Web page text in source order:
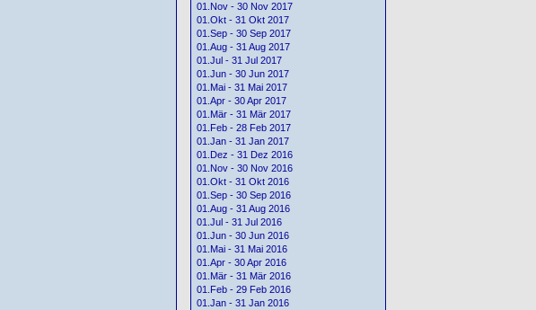
01.Nov - 30 Nov 2017
01.Okt - 31 Okt 2017
01.Sep - 30 Sep 2017
01.Aug - 31 Aug 2017
01.Jul - 31 Jul 2017
01.Jun - 30 Jun 2017
01.Mai - 31 Mai 2017
01.Apr - 30 Apr 2017
01.Mär - 31 Mär 2017
01.Feb - 28 Feb 2017
01.Jan - 31 Jan 2017
01.Dez - 31 Dez 2016
01.Nov - 30 Nov 2016
01.Okt - 31 Okt 2016
01.Sep - 30 Sep 2016
01.Aug - 31 Aug 2016
01.Jul - 31 Jul 2016
01.Jun - 30 Jun 2016
01.Mai - 31 Mai 2016
01.Apr - 30 Apr 2016
01.Mär - 31 Mär 2016
01.Feb - 29 Feb 2016
01.Jan - 31 Jan 2016